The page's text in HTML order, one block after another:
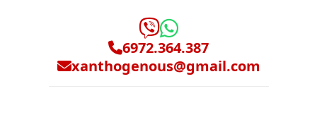
6972.364.387
xanthogenous@gmail.com